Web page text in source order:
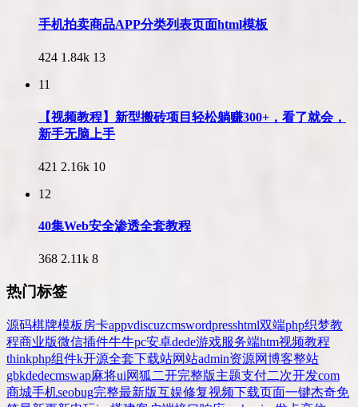
手机拍卖商品APP分类列表页面html模板
424 1.84k 13
11
【视频教程】新型搬砖项目轻松躺赚300+，看了就会，
新手无脑上手
421 2.16k 10
12
40集Web安全渗透全套教程
368 2.11k 8
热门标签
源码棋牌模板 房卡appvdiscuzcmswordpresshtml双端php织梦教
程商业版微信插件牛牛pc安卓dede游戏服务端htm视频教程
thinkphp组件k开源全套下载站网站admin资源网博客整站
gbkdedecmswap麻将ui网狐 二开完整版主题支付二次开发com
商城手机seobug完整最新版互娱修复视频下载页面一键杰奇免